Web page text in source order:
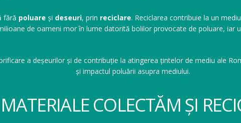
fără poluare și deseuri, prin reciclare. Reciclarea contribuie la un
de oameni mor în lume datorită bolilor provocate de poluare, iar
a deșeurilor și de contribuție la atingerea țintelor de mediu ale
și impactul poluării asupra mediului.
COLECTĂM ȘI